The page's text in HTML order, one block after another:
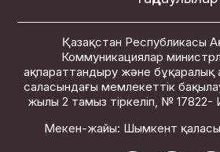
Қазақстан Республикасы
Коммуникациялар
ақпараттандыру және бұқаралық
саласындағы мемлекеттік
жылы 2 тамыз тіркеліп, № 17822-
Мекен-жайы: Шымкент